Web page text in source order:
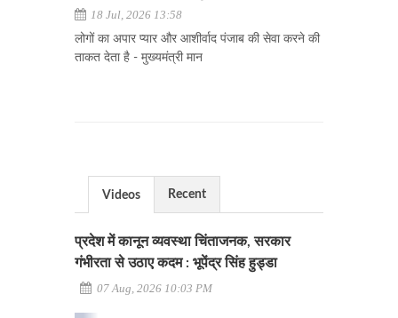
18 Jul, 2026 13:58
लोगों का अपार प्यार और आशीर्वाद पंजाब की सेवा करने की
ताकत देता है - मुख्यमंत्री मान
Videos Recent
प्रदेश में कानून व्यवस्था चिंताजनक, सरकार
गंभीरता से उठाए कदम : भूपेंद्र सिंह हुड्डा
07 Aug, 2026 10:03 PM